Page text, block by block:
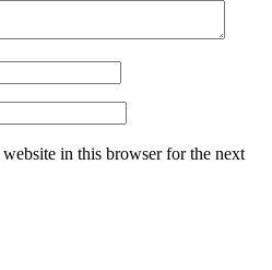
in this browser for the next